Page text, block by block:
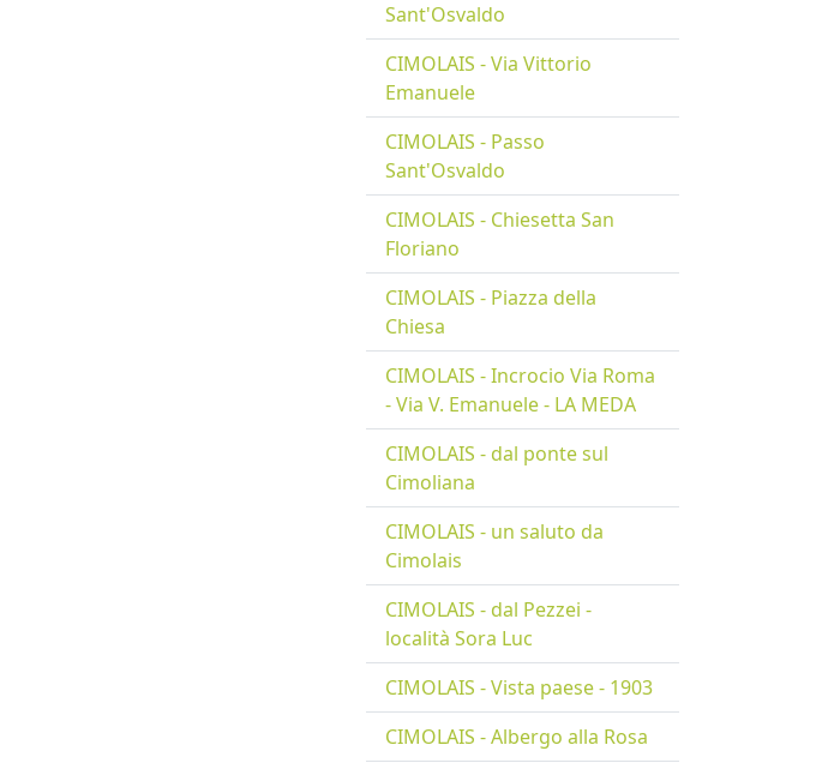
Sant'Osvaldo
CIMOLAIS - Via Vittorio
Emanuele
CIMOLAIS - Passo
Sant'Osvaldo
CIMOLAIS - Chiesetta San
Floriano
CIMOLAIS - Piazza della
Chiesa
CIMOLAIS - Incrocio Via Roma
- Via V. Emanuele - LA MEDA
CIMOLAIS - dal ponte sul
Cimoliana
CIMOLAIS - un saluto da
Cimolais
CIMOLAIS - dal Pezzei -
località Sora Luc
CIMOLAIS - Vista paese - 1903
CIMOLAIS - Albergo alla Rosa